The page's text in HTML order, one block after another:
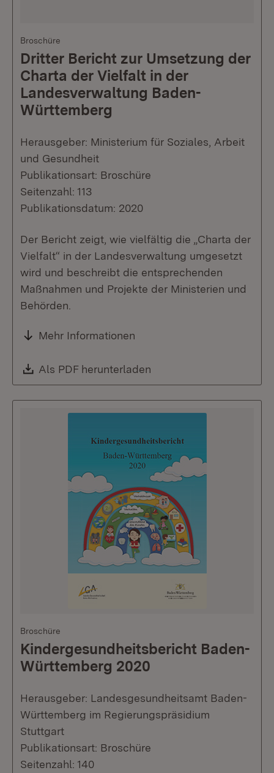
Broschüre
Dritter Bericht zur Umsetzung der
Charta der Vielfalt in der
Landesverwaltung Baden-
Württemberg
Herausgeber: Ministerium für Soziales, Arbeit
und Gesundheit
Publikationsart: Broschüre
Seitenzahl: 113
Publikationsdatum: 2020
Der Bericht zeigt, wie vielfältig die „Charta der
Vielfalt“ in der Landesverwaltung umgesetzt
wird und beschreibt die entsprechenden
Maßnahmen und Projekte der Ministerien und
Behörden.
Mehr Informationen
Download:
Als PDF herunterladen
Broschüre
Kindergesundheitsbericht Baden-
Württemberg 2020
Herausgeber: Landesgesundheitsamt Baden-
Württemberg im Regierungspräsidium
Stuttgart
Publikationsart: Broschüre
Seitenzahl: 140